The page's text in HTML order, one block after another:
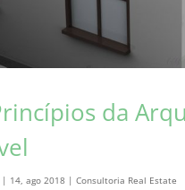
da
| 14, ago 2018 | Consultoria Real Estate